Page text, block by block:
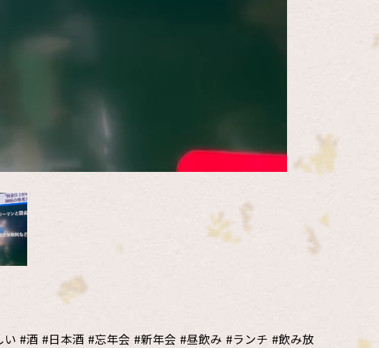
#酒 #日本酒 #忘年会 #新年会 #昼飲み #ランチ #飲み放